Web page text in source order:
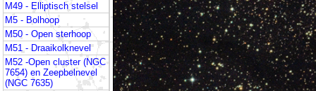
M49 - Elliptisch stelsel
M5 - Bolhoop
M50 - Open sterhoop
M51 - Draaikolknevel
M52 -Open cluster (NGC
7654) en Zeepbelnevel
(NGC 7635)